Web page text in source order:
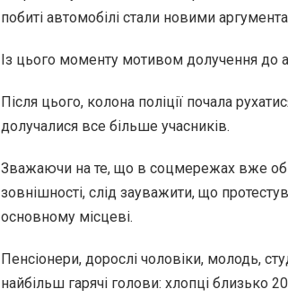
побиті автомобілі стали новими
Із цього моменту мотивом долучення до
Після цього, колона поліції почала
долучалися все більше учасників.
Зважаючи на те, що в соцмережах вже
зовнішності, слід зауважити, що
основному місцеві.
Пенсіонери, дорослі чоловіки, молодь,
найбільш гарячі голови: хлопці близько